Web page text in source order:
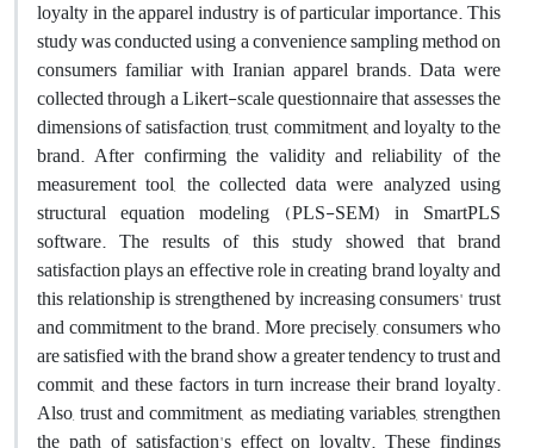
loyalty in the apparel industry is of particular importance. This
study was conducted using a convenience sampling method on
consumers familiar with Iranian apparel brands. Data were
collected through a Likert-scale questionnaire that assesses the
dimensions of satisfaction, trust, commitment, and loyalty to the
brand. After confirming the validity and reliability of the
measurement tool, the collected data were analyzed using
structural equation modeling (PLS-SEM) in SmartPLS
software. The results of this study showed that brand
satisfaction plays an effective role in creating brand loyalty and
this relationship is strengthened by increasing consumers' trust
and commitment to the brand. More precisely, consumers who
are satisfied with the brand show a greater tendency to trust and
commit, and these factors in turn increase their brand loyalty.
Also, trust and commitment, as mediating variables, strengthen